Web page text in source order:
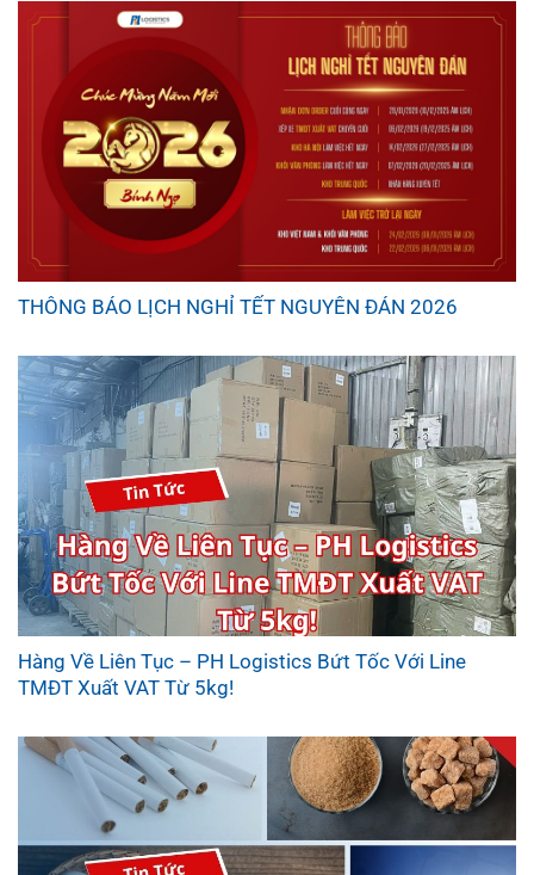
THÔNG BÁO LỊCH NGHỈ TẾT NGUYÊN ĐÁN 2026
Hàng Về Liên Tục – PH Logistics Bứt Tốc Với Line
TMĐT Xuất VAT Từ 5kg!